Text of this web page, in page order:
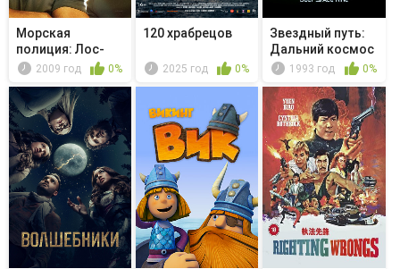
Морская
полиция: Лос-
Анджелес -
2009 год 0%
120 храбрецов
2025 год 0%
Звездный путь:
Дальний космос
9 - Игр...
1993 год 0%